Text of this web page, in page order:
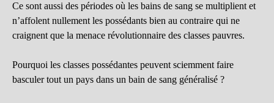
Ce sont aussi des périodes où les bains de sang se multiplient et
n’affolent nullement les possédants bien au contraire qui ne
craignent que la menace révolutionnaire des classes pauvres.
Pourquoi les classes possédantes peuvent sciemment faire
basculer tout un pays dans un bain de sang généralisé ?